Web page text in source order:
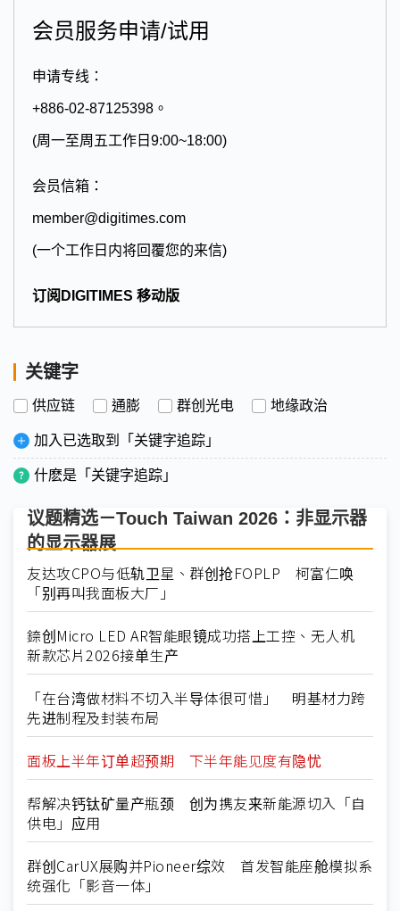
会员服务申请/试用
申请专线：
+886-02-87125398。
(周一至周五工作日9:00~18:00)
会员信箱：
member@digitimes.com
(一个工作日内将回覆您的来信)
订阅DIGITIMES 移动版
关键字
供应链 通膨 群创光电 地缘政治
加入已选取到「关键字追踪」
什麽是「关键字追踪」
议题精选－Touch Taiwan 2026：非显示器
的显示器展
友达攻CPO与低轨卫星、群创抢FOPLP 柯富仁唤
「别再叫我面板大厂」
錼创Micro LED AR智能眼镜成功搭上工控、无人机
新款芯片2026接单生产
「在台湾做材料不切入半导体很可惜」 明基材力跨
先进制程及封装布局
面板上半年订单超预期 下半年能见度有隐忧
帮解决钙钛矿量产瓶颈 创为携友来新能源切入「自
供电」应用
群创CarUX展购并Pioneer综效 首发智能座舱模拟系
统强化「影音一体」